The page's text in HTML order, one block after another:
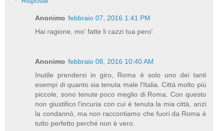
Anonimo febbraio 07, 2016 1:41 PM
Hai ragione, mo' fatte li cazzi tua pero'.
Anonimo febbraio 08, 2016 10:40 AM
Inutile prendersi in giro, Roma è solo uno dei tanti
esempi di quanto sia tenuta male l'Italia. Città molto più
piccole, sono tenute poco meglio di Roma. Con questo
non giustifico l'incuria con cui è tenuta la mia città, anzi
la condannò, ma non raccontiamo che fuori da Roma è
tutto perfetto perché non è vero.